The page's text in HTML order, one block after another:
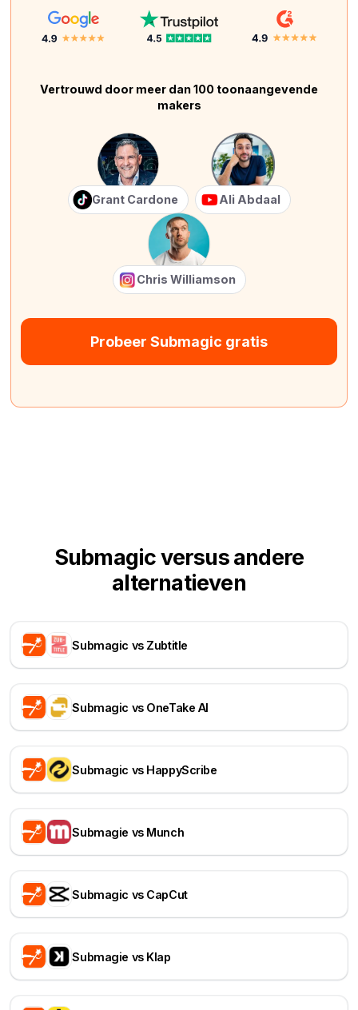
Vertrouwd door meer dan 100 toonaangevende
makers
Grant Cardone Ali Abdaal
Chris Williamson
Probeer Submagic gratis
Submagic versus andere
alternatieven
Submagic vs Zubtitle
Submagic vs OneTake AI
Submagic vs HappyScribe
Submagie vs Munch
Submagic vs CapCut
Submagie vs Klap